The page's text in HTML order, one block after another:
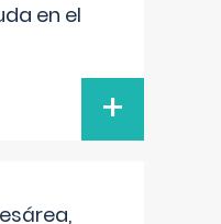
en el
+